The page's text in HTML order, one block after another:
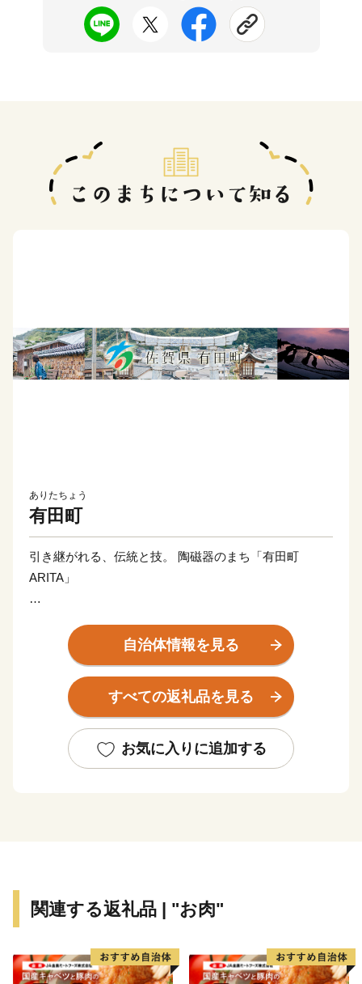
ありたちょう
有田町
引き継がれる、伝統と技。 陶磁器のまち「有田町
ARITA」
美しい景観を 誇る田園地帯や、黒髪連山など豊かな自
然に恵まれ、古くからやきものの町として栄えました。
よって始められた、日本で最初の磁器で、2016年に創
業400年を迎えました。
は、7日間の期間中に100万人以上の お客様が国内外か
ら訪れる国内最大級の陶器市として有名です。
自治体情報を見る
すべての返礼品を見る
お気に入りに追加する
関連する返礼品 | "お肉"